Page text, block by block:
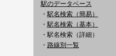
駅のデータベース
・ 駅名検索（簡易）
・ 駅名検索（基本）
・駅名検索（詳細）
・ 路線別一覧